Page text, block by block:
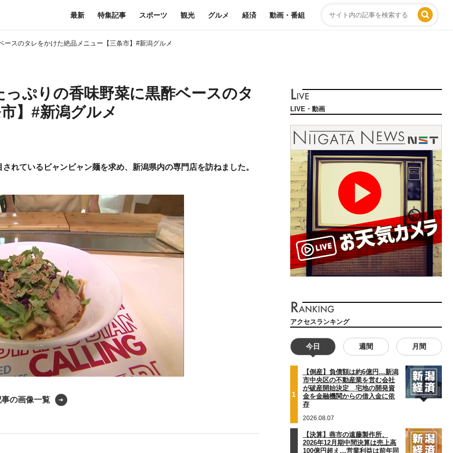
最新 特集記事 スポーツ 観光 グルメ 経済 動画・番組
ースのタレをかけた絶品メニュー【三条市】#新潟グルメ
ぷりの香味野菜に黒酢ベースのタ
】#新潟グルメ
れているビャンビャン麺を求め、新潟県内の専門店を訪ねました。
の画像一覧
LIVE・動画
アクセスランキング
今日 週間 月間
1
【倒産】負債額は約6億円…新潟
市中央区の不動産業を営む会社
が破産開始決定 宅地の開発資
金を金融機関からの借入金に依
存
2026.08.07
【決算】燕市の遠藤製作所、
2026年12月期中間決算は売上高
100億円超え…営業利益は前年同